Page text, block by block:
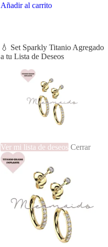
Añadir al carrito
💧 Set Sparkly Titanio Agregado
a tu Lista de Deseos
Ver mi lista de deseos Cerrar